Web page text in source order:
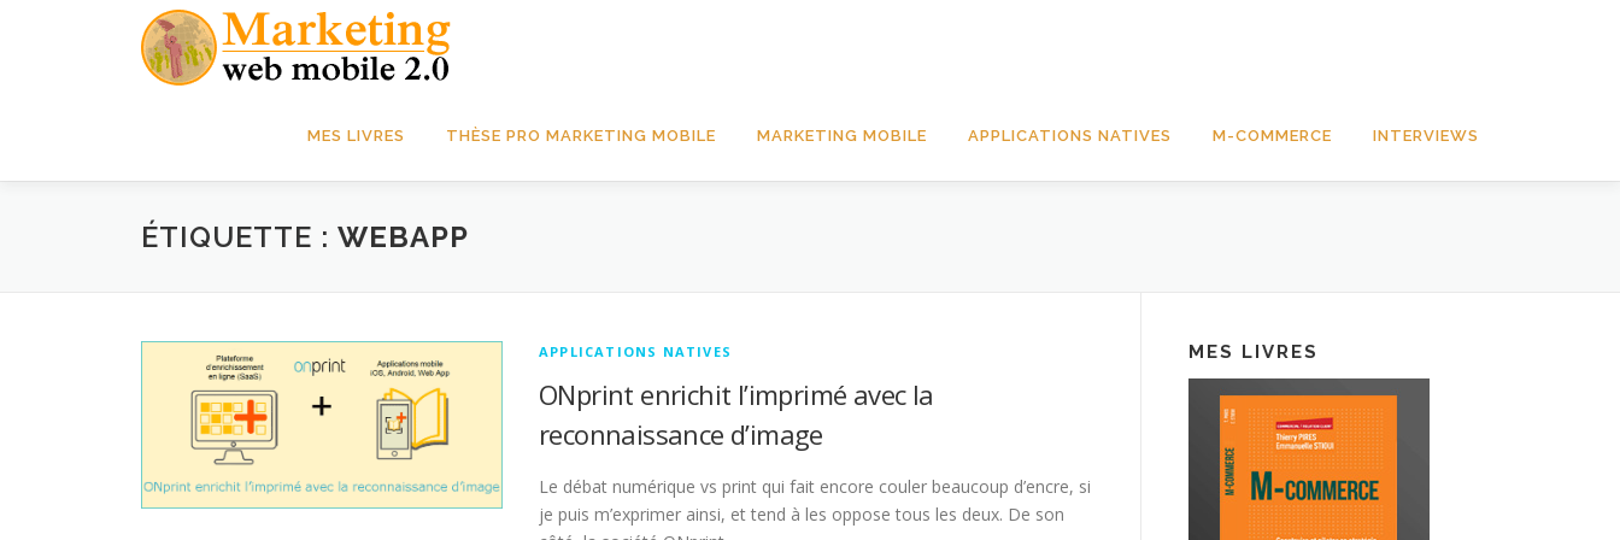
MES LIVRES THÈSE PRO MARKETING MOBILE MARKETING MOBILE APPLICATIONS NATIVES M-COMMERCE INTERVIEWS
ÉTIQUETTE : WEBAPP
APPLICATIONS NATIVES
ONprint enrichit l’imprimé avec la
reconnaissance d’image
Le débat numérique vs print qui fait encore couler beaucoup d’encre, si
je puis m’exprimer ainsi, et tend à les oppose tous les deux. De son
MES LIVRES